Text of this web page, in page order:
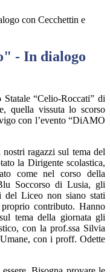
con Cecchettin e
- In dialogo
“Celio-Roccati” di
quella vissuta lo scorso
con l’evento “DiAMO
ragazzi sul tema del
la Dirigente scolastica,
come nel corso della
Soccorso di Lusia, gli
Liceo non siano stati
contributo. Hanno
tema della giornata gli
con la prof.ssa Silvia
con i proff. Odette